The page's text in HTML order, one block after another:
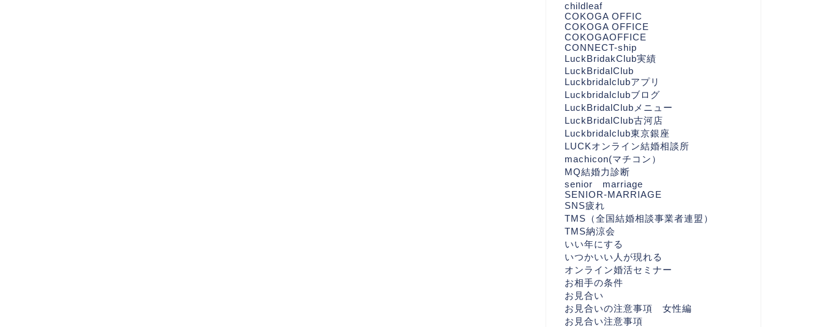
childleaf
COKOGA OFFIC
COKOGA OFFICE
COKOGAOFFICE
CONNECT-ship
LuckBridakClub実績
LuckBridalClub
Luckbridalclubアプリ
Luckbridalclubブログ
LuckBridalClubメニュー
LuckBridalClub古河店
Luckbridalclub東京銀座
LUCKオンライン結婚相談所
machicon(マチコン）
MQ結婚力診断
senior marriage
SENIOR-MARRIAGE
SNS疲れ
TMS（全国結婚相談事業者連盟）
TMS納涼会
いい年にする
いつかいい人が現れる
オンライン婚活セミナー
お相手の条件
お見合い
お見合いの注意事項 女性編
お見合い注意事項